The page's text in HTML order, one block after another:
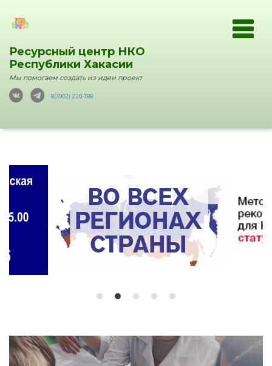
Ресурсный центр НКО
Республики Хакасии
Мы помогаем создать из идеи проект
8(3902) 220-788